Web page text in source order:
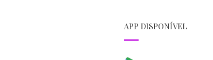
APP DISPONÍVEL